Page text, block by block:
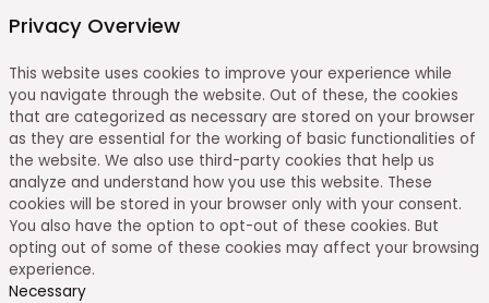
Privacy Overview
This website uses cookies to improve your experience while
you navigate through the website. Out of these, the cookies
that are categorized as necessary are stored on your browser
as they are essential for the working of basic functionalities of
the website. We also use third-party cookies that help us
analyze and understand how you use this website. These
cookies will be stored in your browser only with your consent.
You also have the option to opt-out of these cookies. But
opting out of some of these cookies may affect your browsing
experience.
Necessary